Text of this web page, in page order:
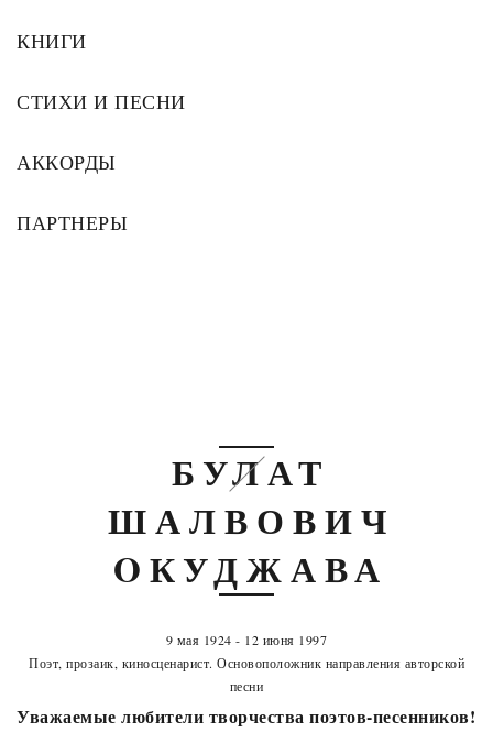
КНИГИ
СТИХИ И ПЕСНИ
АККОРДЫ
ПАРТНЕРЫ
БУЛАТ
ШАЛВОВИЧ
OКУДЖАВА
9 мая 1924 - 12 июня 1997
Поэт, прозаик, киносценарист. Основоположник направления авторской
песни
Уважаемые любители творчества поэтов-песенников!